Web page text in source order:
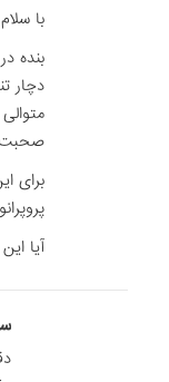
با سلام
بنده
دچار
صحبت
برای
پروپرانولول ۱۰ یک ساعت
آیا